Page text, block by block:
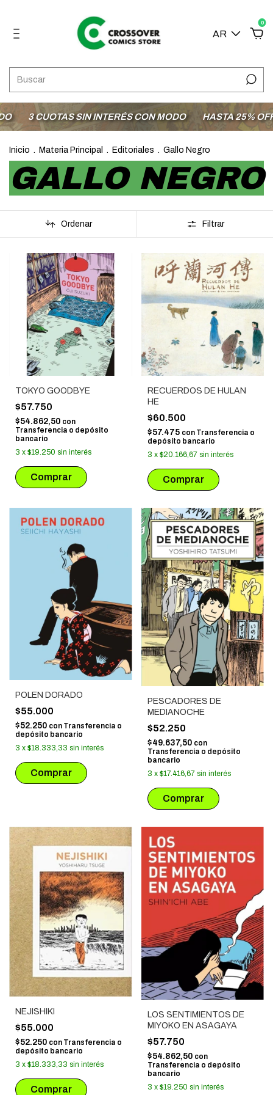
AR
0
3 CUOTAS SIN INTERÉS CON MODO HASTA 25% OFF
Inicio . Materia Principal . Editoriales . Gallo Negro
GALLO NEGRO
Ordenar Filtrar
TOKYO GOODBYE
$57.750
$54.862,50 con
Transferencia o depósito
bancario
3 x $19.250 sin interés
RECUERDOS DE HULAN
HE
$60.500
$57.475 con Transferencia o
depósito bancario
3 x $20.166,67 sin interés
POLEN DORADO
$55.000
$52.250 con Transferencia o
depósito bancario
3 x $18.333,33 sin interés
PESCADORES DE
MEDIANOCHE
$52.250
$49.637,50 con
Transferencia o depósito
bancario
3 x $17.416,67 sin interés
NEJISHIKI
$55.000
$52.250 con Transferencia o
depósito bancario
3 x $18.333,33 sin interés
LOS SENTIMIENTOS DE
MIYOKO EN ASAGAYA
$57.750
$54.862,50 con
Transferencia o depósito
bancario
3 x $19.250 sin interés